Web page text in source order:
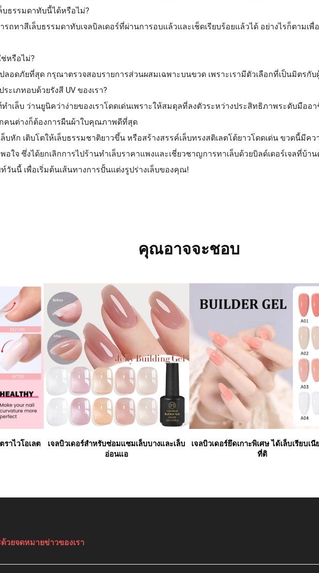
ธรรมดาทับนี้ได้หรือไม่?
ถทาสีเล็บธรรมดาทับเจลบิลเดอร์ที่ผ่านการอบแล้วและเช็ดเรียบร้อยแล้วได้ อย่างไรก็ตาม
หรือไม่?
อดภัยที่สุด กรุณาตรวจสอบรายการส่วนผสมเฉพาะบนขวด เพราะเรามีตัวเลือกที่เป็นมิตรกั
ะเภทอบด้วยรังสี UV ของเรา?
เล็บ ว่านยูนิคว่าง่ายของเราโดดเด่นเพราะให้สมดุลที่ลงตัวระหว่างประสิทธิภาพระดับมืออ
คนต่างก็ต้องการผืนผ้าใบคุณภาพดีที่สุด
หัก เติบโตให้เล็บธรรมชาติยาวขึ้น หรือสร้างสรรค์เล็บทรงสติเลตโต้ยาวโดดเด่น ขวดนี้มี
ใจ ซึ่งได้ยกเลิกการไปร้านทำเล็บราคาแพงและเชี่ยวชาญการทาเล็บด้วยบิลด์เดอร์เจลที่บ้าน
วันนี้ เพื่อเริ่มต้นเส้นทางการปั้นแต่งรูปร่างเล็บของคุณ!
คุณอาจจะชอบ
ราไวโอเลต
เจลบิวเดอร์สำหรับซ่อมแซมเล็บบางและเล็บ
อ่อนแอ
เจลบิวเดอร์ยึดเกาะพิเศษ ได้เล็บเรียบเนี
ที่ติ
ยจดหมายข่าวของเรา